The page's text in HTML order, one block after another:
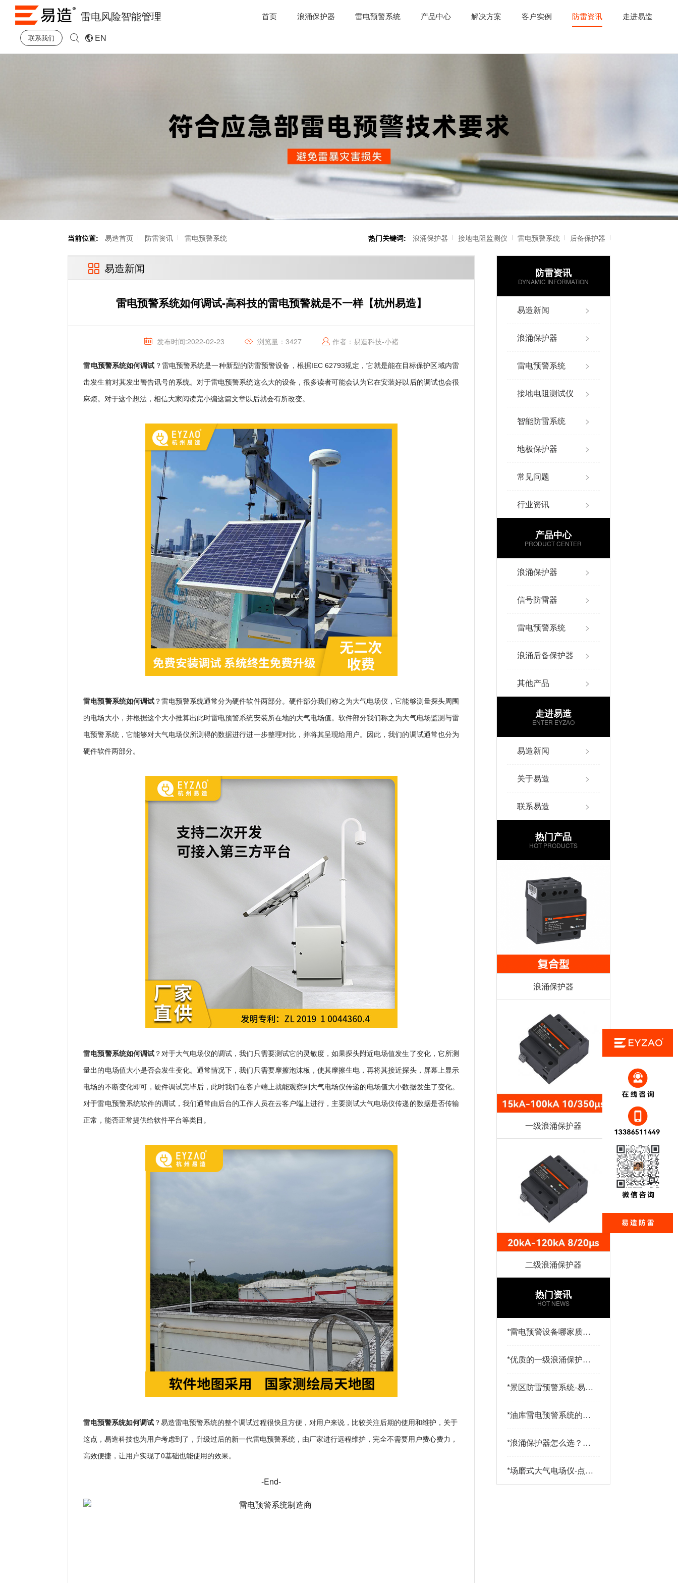
雷电风险智能管理 首页 浪涌保护器 雷电预警系统 产品中心 解决方案 客户实例 防雷资讯 走进易造
联系我们 EN
当前位置: 易造首页 防雷资讯 雷电预警系统 热门关键词: 浪涌保护器 接地电阻监测仪 雷电预警系统 后备保护器
雷电记录仪 智能防雷系统
易造新闻
雷电预警系统如何调试-高科技的雷电预警就是不一样【杭州易造】
发布时间:2022-02-23 浏览量：3427 作者：易造科技-小褚
雷电预警系统如何调试 ？雷电预警系统是一种新型的防雷预警设备，根据IEC 62793规定，它就是能在目标保护区域内雷
击发生前对其发出警告讯号的系统。对于雷电预警系统这么大的设备，很多读者可能会认为它在安装好以后的调试也会很
麻烦。对于这个想法，相信大家阅读完小编这篇文章以后就会有所改变。
雷电预警系统如何调试？雷电预警系统通常分为硬件软件两部分。硬件部分我们称之为大气电场仪，它能够测量探头周围
的电场大小，并根据这个大小推算出此时雷电预警系统安装所在地的大气电场值。软件部分我们称之为大气电场监测与雷
电预警系统，它能够对大气电场仪所测得的数据进行进一步整理对比，并将其呈现给用户。因此，我们的调试通常也分为
硬件软件两部分。
雷电预警系统如何调试？ 对于大气电场仪的调试，我们只需要测试它的灵敏度，如果探头附近电场值发生了变化，它所测
量出的电场值大小是否会发生变化。通常情况下，我们只需要摩擦泡沫板，使其摩擦生电，再将其接近探头，屏幕上显示
电场的不断变化即可，硬件调试完毕后，此时我们在客户端上就能观察到大气电场仪传递的电场值大小数据发生了变化。
对于雷电预警系统软件的调试，我们通常由后台的工作人员在云客户端上进行，主要测试大气电场仪传递的数据是否传输
正常，能否正常提供给软件平台等类目。
雷电预警系统如何调试 ？易造雷电预警系统的整个调试过程很快且方便，对用户来说，比较关注后期的使用和维护，关于
这点，易造科技也为用户考虑到了，升级过后的新一代雷电预警系统，由厂家进行远程维护，完全不需要用户费心费力，
高效便捷，让用户实现了0基础也能使用的效果。
-End-
防雷资讯
DYNAMIC INFORMATION
易造新闻 >
浪涌保护器 >
雷电预警系统 >
接地电阻测试仪 >
智能防雷系统 >
地极保护器 >
常见问题 >
行业资讯 >
产品中心
PRODUCT CENTER
浪涌保护器 >
信号防雷器 >
雷电预警系统 >
浪涌后备保护器 >
其他产品 >
走进易造
ENTER EYZAO
易造新闻 >
关于易造 >
联系易造 >
热门产品
HOT PRODUCTS
浪涌保护器
一级浪涌保护器
二级浪涌保护器
热门资讯
HOT NEWS
*雷电预警设备哪家质量
*优质的一级浪涌保护器
防雷
*景区防雷预警系统-易造
*油库雷电预警系统的传
看-易造
*浪涌保护器怎么选？三
策略助您精准选型-易造
*场磨式大气电场仪-点击
了解更多-易造